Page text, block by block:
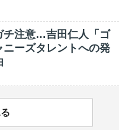
チ注意…吉田仁人「ゴ
ニーズタレントへの発